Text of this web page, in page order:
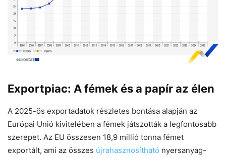
Exportpiac: A fémek és a papír az élen
A 2025-ös exportadatok részletes bontása alapján az
Európai Unió kivitelében a fémek játszották a legfontosabb
szerepet. Az EU összesen 18,9 millió tonna fémet
exportált, ami az összes újrahasznosítható nyersanyag-